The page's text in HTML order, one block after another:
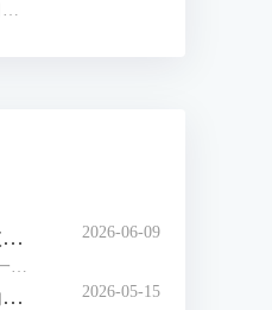
Microsoft 365中的excel表格是我们日常生活中经常需要用到的办公软件，在之前的文章中给大家介绍了excel排序和自定义排序的方法。有的小伙伴反应excel排序后数据错乱，这是因为方法没用对吗？为了解答大家的疑问，今天就给大家来分享一下excel表格排序为什么会错乱，excel表格顺序都乱了怎么办。
Excel中如何将文本转换为数值 Excel中如何将e+变为数字
在Excel中处理数据，总免不了碰到一些令人头疼的小麻烦，比如文本格式的数字根本没办法直接计算，或者单元格中输入长数字后无法完整显示，看着就闹心。别担心，今天我们就给大家分享两个超实用的操作，一起来了解下Excel中如何将文本转换为数值，Excel中如何将e+变为数字的相关内容。
2026-06-09
Excel中如何将一串数字变为日期 Excel中如何将一列数据分成几列 2026-05-15